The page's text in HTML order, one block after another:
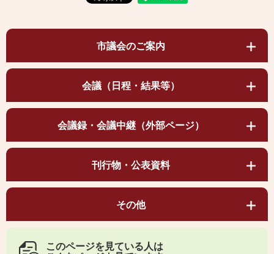
市議会のご案内
会議（日程・結果等）
会議録・会議中継（外部ページ）
刊行物・公表資料
その他
このページを見ている人は